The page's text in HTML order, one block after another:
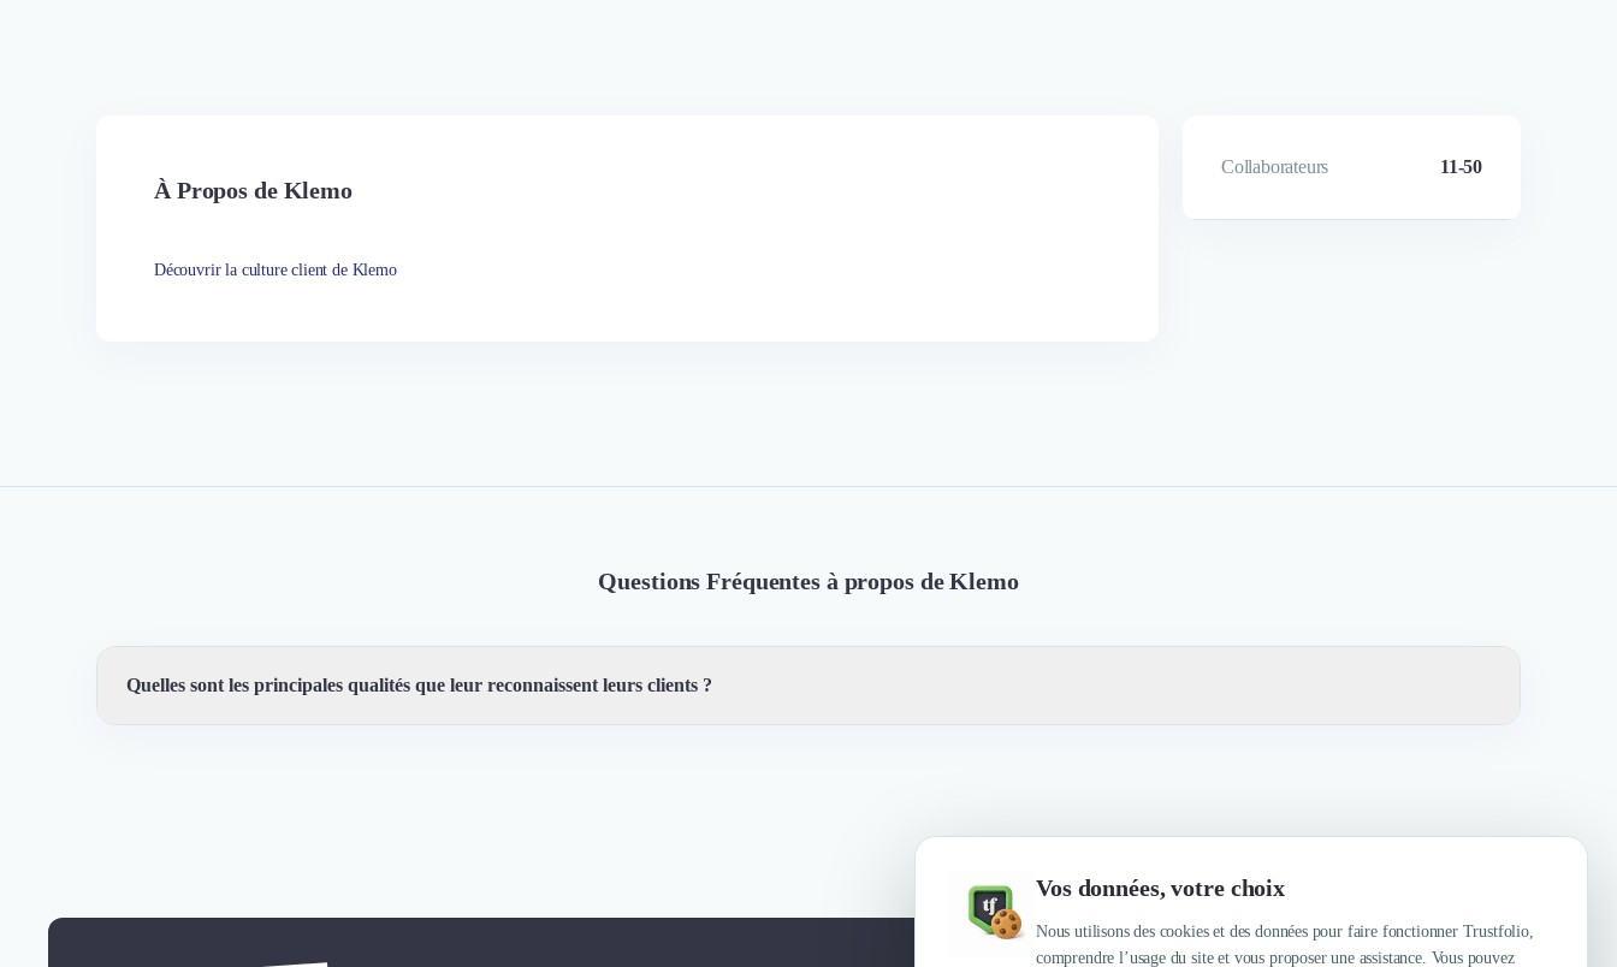
Vos données, votre choix
Nous utilisons des cookies et des données pour faire fonctionner Trustfolio,
comprendre l’usage du site et vous proposer une assistance. Vous pouvez
Collaborateurs 11-50
À Propos de Klemo
Découvrir la culture client de Klemo
Questions Fréquentes à propos de Klemo
Quelles sont les principales qualités que leur reconnaissent leurs clients ?